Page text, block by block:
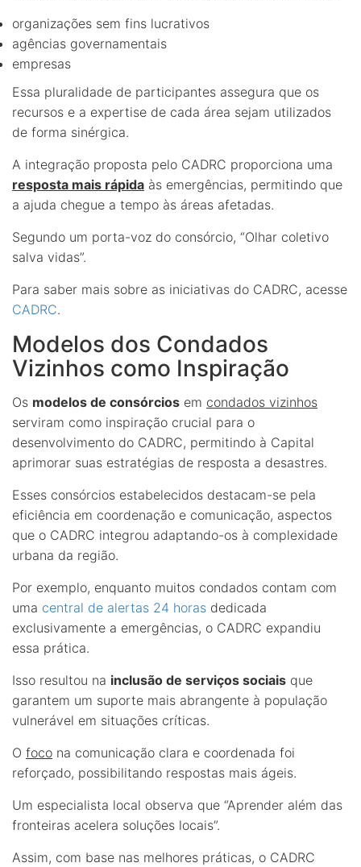
organizações sem fins lucrativos
agências governamentais
empresas
Essa pluralidade de participantes assegura que os
recursos e a expertise de cada área sejam utilizados
de forma sinérgica.
A integração proposta pelo CADRC proporciona uma
resposta mais rápida às emergências, permitindo que
a ajuda chegue a tempo às áreas afetadas.
Segundo um porta-voz do consórcio, “Olhar coletivo
salva vidas”.
Para saber mais sobre as iniciativas do CADRC, acesse
CADRC.
Modelos dos Condados
Vizinhos como Inspiração
Os modelos de consórcios em condados vizinhos
serviram como inspiração crucial para o
desenvolvimento do CADRC, permitindo à Capital
aprimorar suas estratégias de resposta a desastres.
Esses consórcios estabelecidos destacam-se pela
eficiência em coordenação e comunicação, aspectos
que o CADRC integrou adaptando-os à complexidade
urbana da região.
Por exemplo, enquanto muitos condados contam com
uma central de alertas 24 horas dedicada
exclusivamente a emergências, o CADRC expandiu
essa prática.
Isso resultou na inclusão de serviços sociais que
garantem um suporte mais abrangente à população
vulnerável em situações críticas.
O foco na comunicação clara e coordenada foi
reforçado, possibilitando respostas mais ágeis.
Um especialista local observa que “Aprender além das
fronteiras acelera soluções locais”.
Assim, com base nas melhores práticas, o CADRC